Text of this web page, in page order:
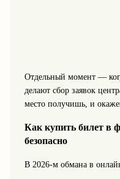
Отдельный момент —
делают сбор заявок
место получишь, и
Как купить билет в
безопасно
В 2026-м обмана в